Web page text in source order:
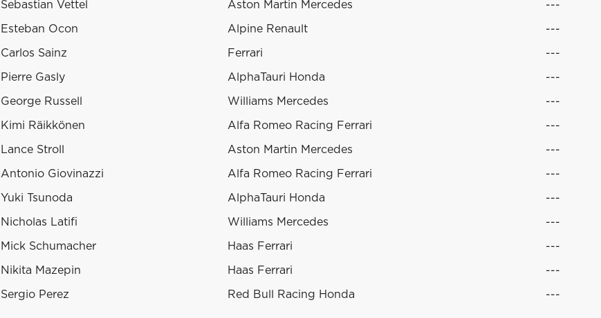
Sebastian Vettel Aston Martin Mercedes ---
Esteban Ocon Alpine Renault ---
Carlos Sainz Ferrari ---
Pierre Gasly AlphaTauri Honda ---
George Russell Williams Mercedes ---
Kimi Räikkönen Alfa Romeo Racing Ferrari ---
Lance Stroll Aston Martin Mercedes ---
Antonio Giovinazzi Alfa Romeo Racing Ferrari ---
Yuki Tsunoda AlphaTauri Honda ---
Nicholas Latifi Williams Mercedes ---
Mick Schumacher Haas Ferrari ---
Nikita Mazepin Haas Ferrari ---
Sergio Perez Red Bull Racing Honda ---